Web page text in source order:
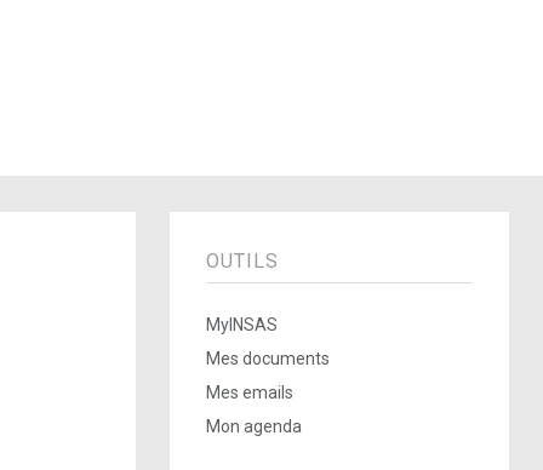
OUTILS
MyINSAS
Mes documents
Mes emails
Mon agenda